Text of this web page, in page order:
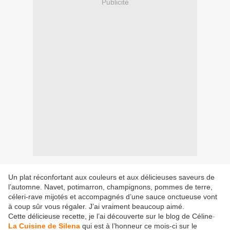
Publicité
Un plat réconfortant aux couleurs et aux délicieuses saveurs de
l’automne. Navet, potimarron, champignons, pommes de terre,
céleri-rave mijotés et accompagnés d’une sauce onctueuse vont
à coup sûr vous régaler. J’ai vraiment beaucoup aimé.
Cette délicieuse recette, je l’ai découverte sur le blog de Céline-
La Cuisine de Silena qui est à l’honneur ce mois-ci sur le